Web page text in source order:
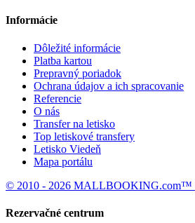
Informácie
Dôležité informácie
Platba kartou
Prepravný poriadok
Ochrana údajov a ich spracovanie
Referencie
O nás
Transfer na letisko
Top letiskové transfery
Letisko Viedeň
Mapa portálu
© 2010 - 2026 MALLBOOKING.com™
Rezervačné centrum